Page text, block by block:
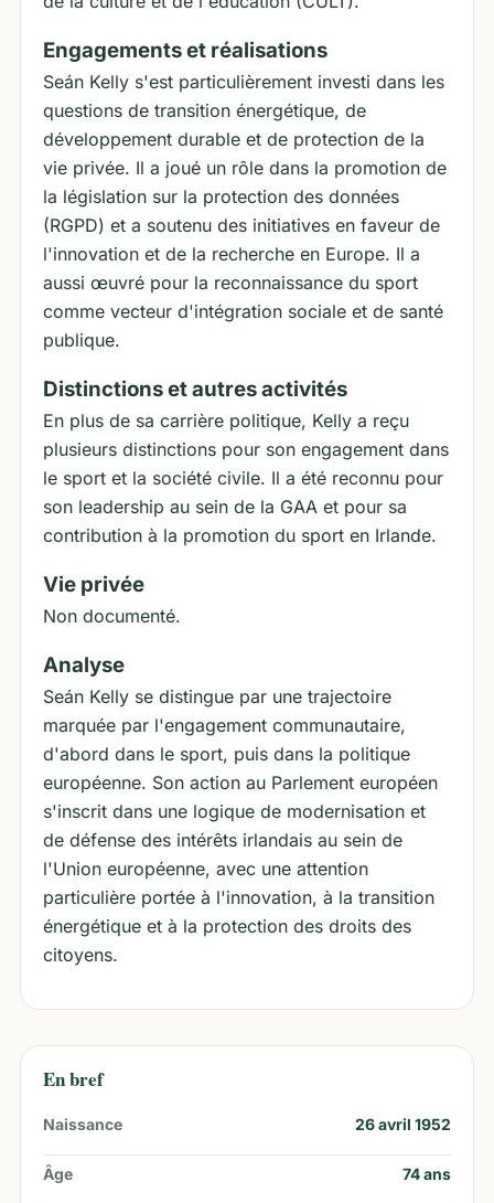
Engagements et réalisations
Seán Kelly s'est particulièrement investi dans les
questions de transition énergétique, de
développement durable et de protection de la
vie privée. Il a joué un rôle dans la promotion de
la législation sur la protection des données
(RGPD) et a soutenu des initiatives en faveur de
l'innovation et de la recherche en Europe. Il a
aussi œuvré pour la reconnaissance du sport
comme vecteur d'intégration sociale et de santé
publique.
Distinctions et autres activités
En plus de sa carrière politique, Kelly a reçu
plusieurs distinctions pour son engagement dans
le sport et la société civile. Il a été reconnu pour
son leadership au sein de la GAA et pour sa
contribution à la promotion du sport en Irlande.
Vie privée
Non documenté.
Analyse
Seán Kelly se distingue par une trajectoire
marquée par l'engagement communautaire,
d'abord dans le sport, puis dans la politique
européenne. Son action au Parlement européen
s'inscrit dans une logique de modernisation et
de défense des intérêts irlandais au sein de
l'Union européenne, avec une attention
particulière portée à l'innovation, à la transition
énergétique et à la protection des droits des
citoyens.
En bref
Naissance 26 avril 1952
Âge 74ans